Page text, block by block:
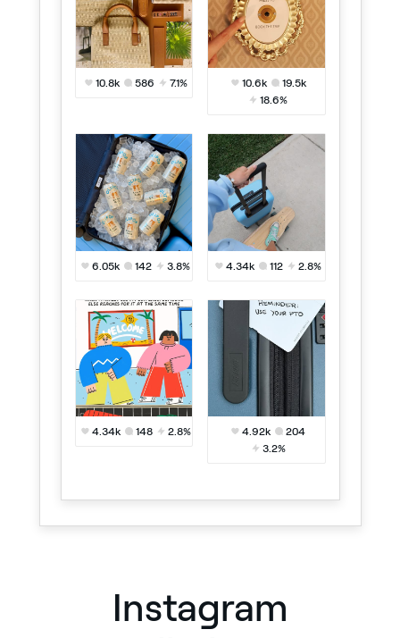
10.8k 586 7.1% 10.6k
19.5k
18.6%
6.05k 142 3.8% 4.34k 112 2.8%
4.34k 148 2.8% 4.92k
204
3.2%
Instagram